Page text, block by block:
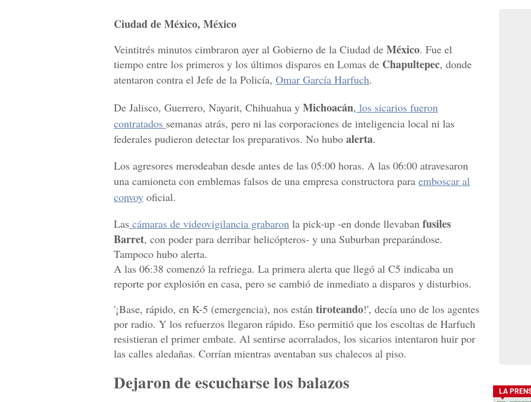
Ciudad de México, México
Veintitrés minutos cimbraron ayer al Gobierno de la Ciudad de México. Fue el
tiempo entre los primeros y los últimos disparos en Lomas de Chapultepec, donde
atentaron contra el Jefe de la Policía, Omar García Harfuch.
De Jalisco, Guerrero, Nayarit, Chihuahua y Michoacán, los sicarios fueron
contratados semanas atrás, pero ni las corporaciones de inteligencia local ni las
federales pudieron detectar los preparativos. No hubo alerta.
Los agresores merodeaban desde antes de las 05:00 horas. A las 06:00 atravesaron
una camioneta con emblemas falsos de una empresa constructora para emboscar al
convoy oficial.
Las cámaras de videovigilancia grabaron la pick-up -en donde llevaban fusiles
Barret, con poder para derribar helicópteros- y una Suburban preparándose.
Tampoco hubo alerta.
A las 06:38 comenzó la refriega. La primera alerta que llegó al C5 indicaba un
reporte por explosión en casa, pero se cambió de inmediato a disparos y disturbios.
'¡Base, rápido, en K-5 (emergencia), nos están tiroteando!', decía uno de los agentes
por radio. Y los refuerzos llegaron rápido. Eso permitió que los escoltas de Harfuch
resistieran el primer embate. Al sentirse acorralados, los sicarios intentaron huir por
las calles aledañas. Corrían mientras aventaban sus chalecos al piso.
Dejaron de escucharse los balazos LA